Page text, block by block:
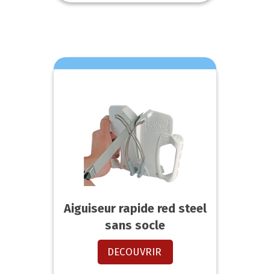
Aiguiseur rapide red steel
sans socle
DECOUVRIR